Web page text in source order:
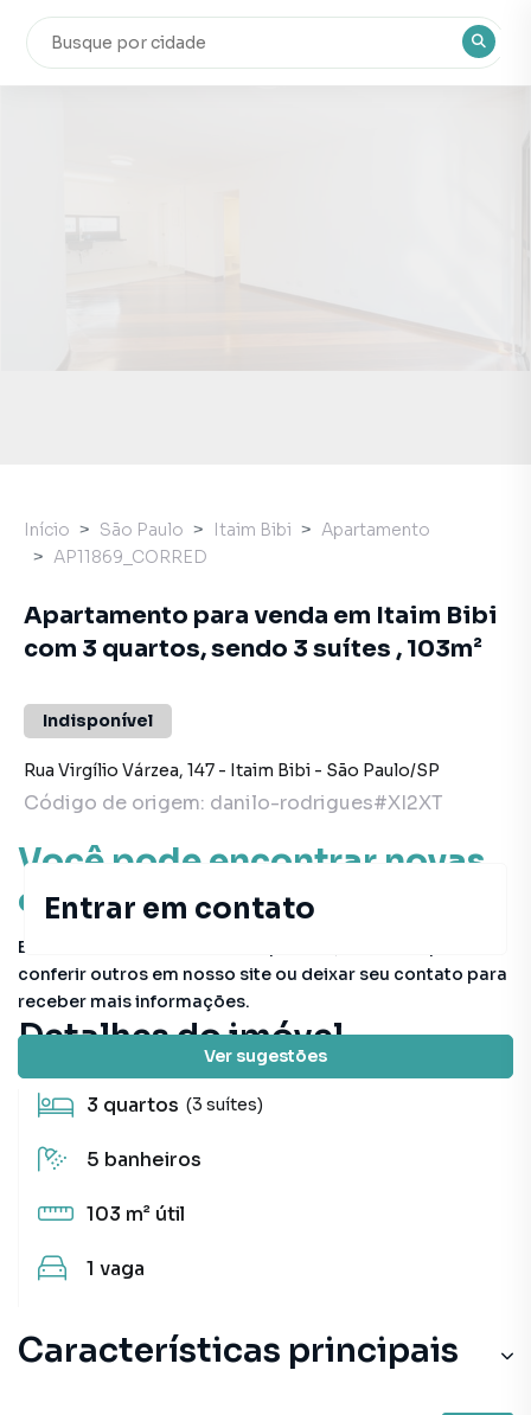
Você pode encontrar novas
oportunidades!
Este imóvel não está mais disponível, mas você pode
conferir outros em nosso site ou deixar seu contato para
receber mais informações.
Ver sugestões
Detalhes do imóvel
3 quartos (3 suítes)
5 banheiros
103 m² útil
1 vaga
Características principais
Início São Paulo Itaim Bibi
Apartamento
AP11869_CORRED
Apartamento para venda em Itaim Bibi
com 3 quartos, sendo 3 suítes , 103m²
Indisponível
Rua Virgílio Várzea, 147 - Itaim Bibi - São Paulo/SP
Código de origem: danilo-rodrigues#XI2XT
Entrar em contato